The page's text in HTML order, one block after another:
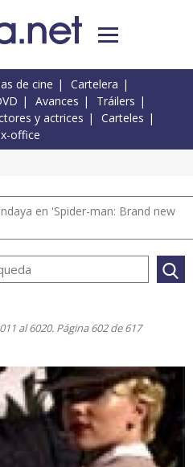
de cine
Cartelera
Avances
Tráilers
y actrices
Carteles
office
en 'Spider-man: Brand new
al 6020. Página 602 de 617